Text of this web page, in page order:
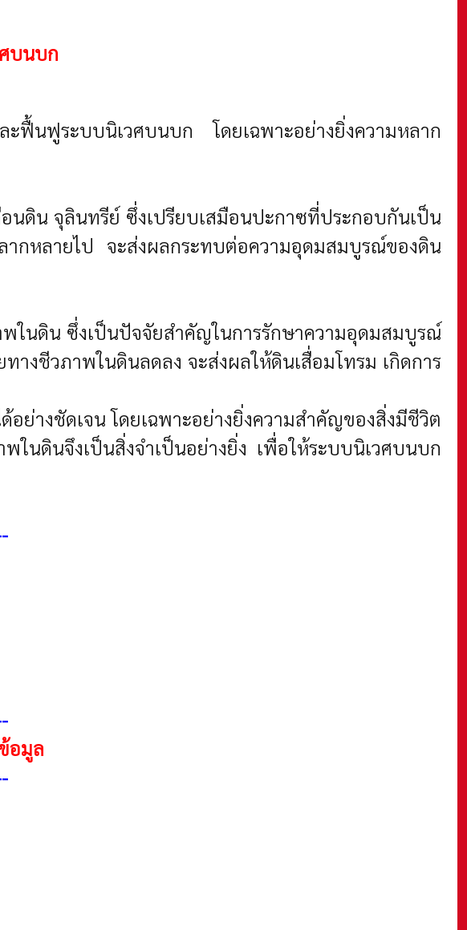
บนบก
ฟื้นฟูระบบนิเวศบนบก โดยเฉพาะอย่างยิ่งความหลาก
นดิน จุลินทรีย์ ซึ่งเปรียบเสมือนปะกาซที่ประกอบกันเป็น
กหลายไป จะส่งผลกระทบต่อความอุดมสมบูรณ์ของดิน
ในดิน ซึ่งเป็นปัจจัยสำคัญในการรักษาความอุดมสมบูรณ์
างชีวภาพในดินลดลง จะส่งผลให้ดินเสื่อมโทรม เกิดการ
ย่างชัดเจน โดยเฉพาะอย่างยิ่งความสำคัญของสิ่งมีชีวิต
นดินจึงเป็นสิ่งจำเป็นอย่างยิ่ง เพื่อให้ระบบนิเวศบนบก
-
-
อมูล
-